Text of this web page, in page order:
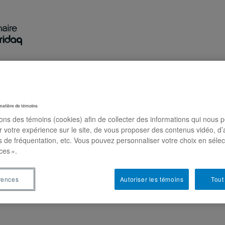
référendaire dans la construction
: et si l’on distinguait le bon grain
de témoins
des témoins (cookies) afin de collecter des informations qui nous
votre expérience sur le site, de vous proposer des contenus vidéo,
de fréquentation, etc. Vous pouvez personnaliser votre choix en
».
Autoriser les témoins